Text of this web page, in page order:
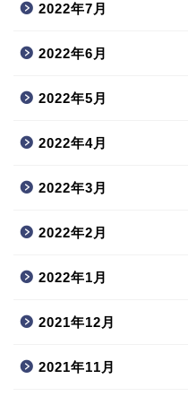
2022年7月
2022年6月
2022年5月
2022年4月
2022年3月
2022年2月
2022年1月
2021年12月
2021年11月